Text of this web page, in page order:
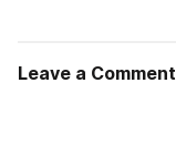
Leave a Comment